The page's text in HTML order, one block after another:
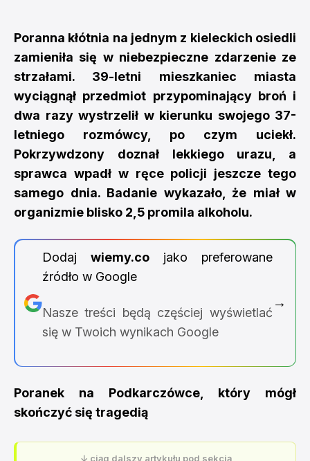
Poranna kłótnia na jednym z kieleckich osiedli
zamieniła się w niebezpieczne zdarzenie ze
strzałami. 39-letni mieszkaniec miasta
wyciągnął przedmiot przypominający broń i
dwa razy wystrzelił w kierunku swojego 37-
letniego rozmówcy, po czym uciekł.
Pokrzywdzony doznał lekkiego urazu, a
sprawca wpadł w ręce policji jeszcze tego
samego dnia. Badanie wykazało, że miał w
organizmie blisko 2,5 promila alkoholu.
Dodaj wiemy.cojako preferowane
źródło w Google
Nasze treści będą częściej wyświetlać
się w Twoich wynikach Google
→
Poranek na Podkarczówce, który mógł
skończyć się tragedią
↓ ciąg dalszy artykułu pod sekcją